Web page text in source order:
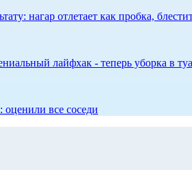
нагар отлетает как пробка,
лайфхак - теперь уборка в
оценили все соседи